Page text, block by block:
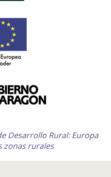
Desarrollo Rural: Europa
zonas rurales